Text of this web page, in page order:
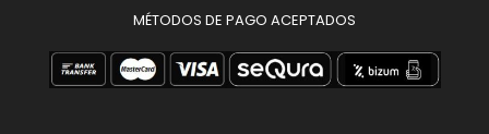
MÉTODOS DE PAGO ACEPTADOS